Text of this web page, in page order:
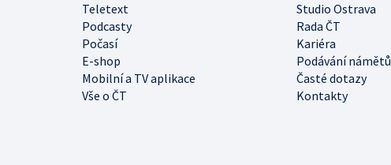
Teletext
Studio Ostrava
Podcasty
Rada ČT
Počasí
Kariéra
E-shop
Podávání námětů
Mobilní a TV aplikace
Časté dotazy
Vše o ČT
Kontakty